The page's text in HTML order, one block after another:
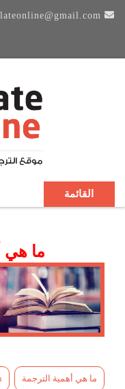
القائمة
ما هي
ما هي أهمية الترجمة